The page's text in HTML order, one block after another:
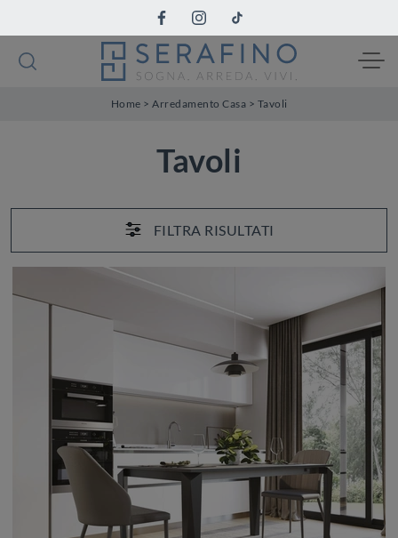
Home > Arredamento Casa > Tavoli
Tavoli
FILTRA RISULTATI